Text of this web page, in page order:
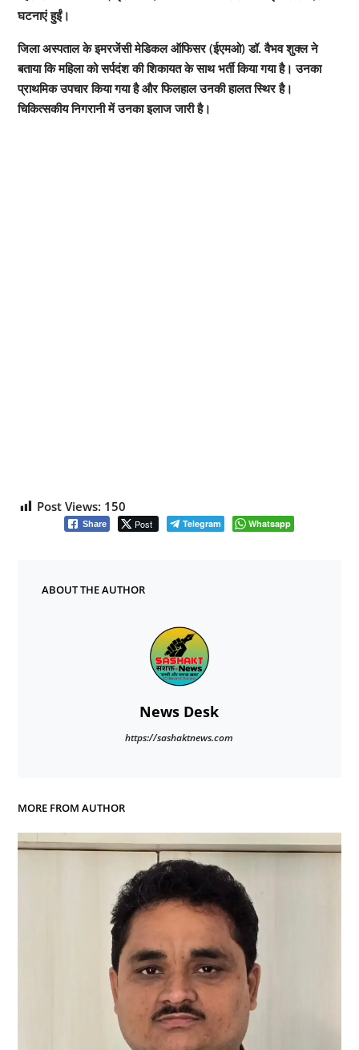
घटनाएं हुईं।
जिला अस्पताल के इमरजेंसी मेडिकल ऑफिसर (ईएमओ) डॉ. वैभव शुक्ल ने
बताया कि महिला को सर्पदंश की शिकायत के साथ भर्ती किया गया है। उनका
प्राथमिक उपचार किया गया है और फिलहाल उनकी हालत स्थिर है।
चिकित्सकीय निगरानी में उनका इलाज जारी है।
Post Views: 150
Share Post Telegram Whatsapp
ABOUT THE AUTHOR
News Desk
https://sashaktnews.com
MORE FROM AUTHOR